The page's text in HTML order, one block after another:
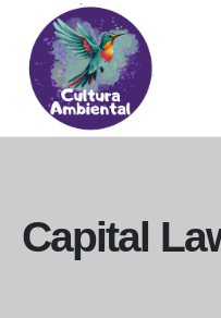
Capital